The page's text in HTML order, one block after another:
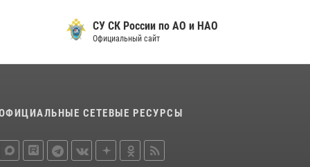
СУ СК России по АО и НАО
Официальный сайт
СЕТЕВЫЕ РЕСУРСЫ